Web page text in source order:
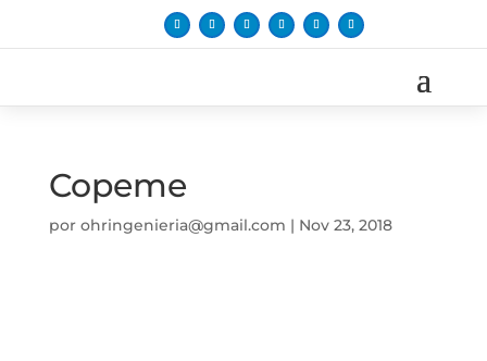
Copeme
por ohringenieria@gmail.com | Nov 23, 2018